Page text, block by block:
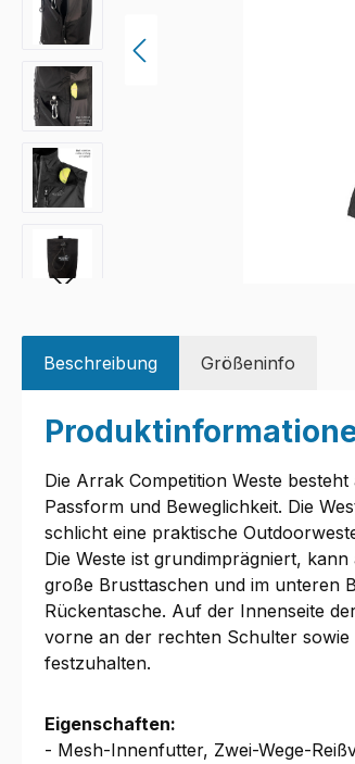
Beschreibung Größeninfo
Die Arrak Competition Weste
Passform und Beweglichkeit. Die
schlicht eine praktische
Die Weste ist grundimprägniert,
große Brusttaschen und im unteren
Rückentasche. Auf der Innenseite
vorne an der rechten Schulter
festzuhalten.
Eigenschaften:
- Mesh-Innenfutter, Zwei-Wege-